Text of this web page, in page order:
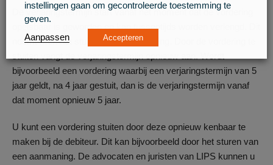
De verjaringstermijn start vanaf het moment dat de vordering
opeisbaar is geworden en kan tussentijds worden verlengd. Dit
noemt men het stuiten van de vordering. Door de vordering te
bijvoorbeeld een vordering waarbij een verjaringstermijn van 5
jaar geldt, na 4 jaar gestuit, dan is de verjaringstermijn vanaf
dat moment opnieuw 5 jaar.
U kunt een vordering stuiten door deze opnieuw kenbaar te
maken bij de debiteur. Dit kan bijvoorbeeld door het sturen van
een aanmaning. De advocaten en juristen van LIPS kunnen u
instellingen gaan om gecontroleerde toestemming te
geven.
Aanpassen
Accepteren